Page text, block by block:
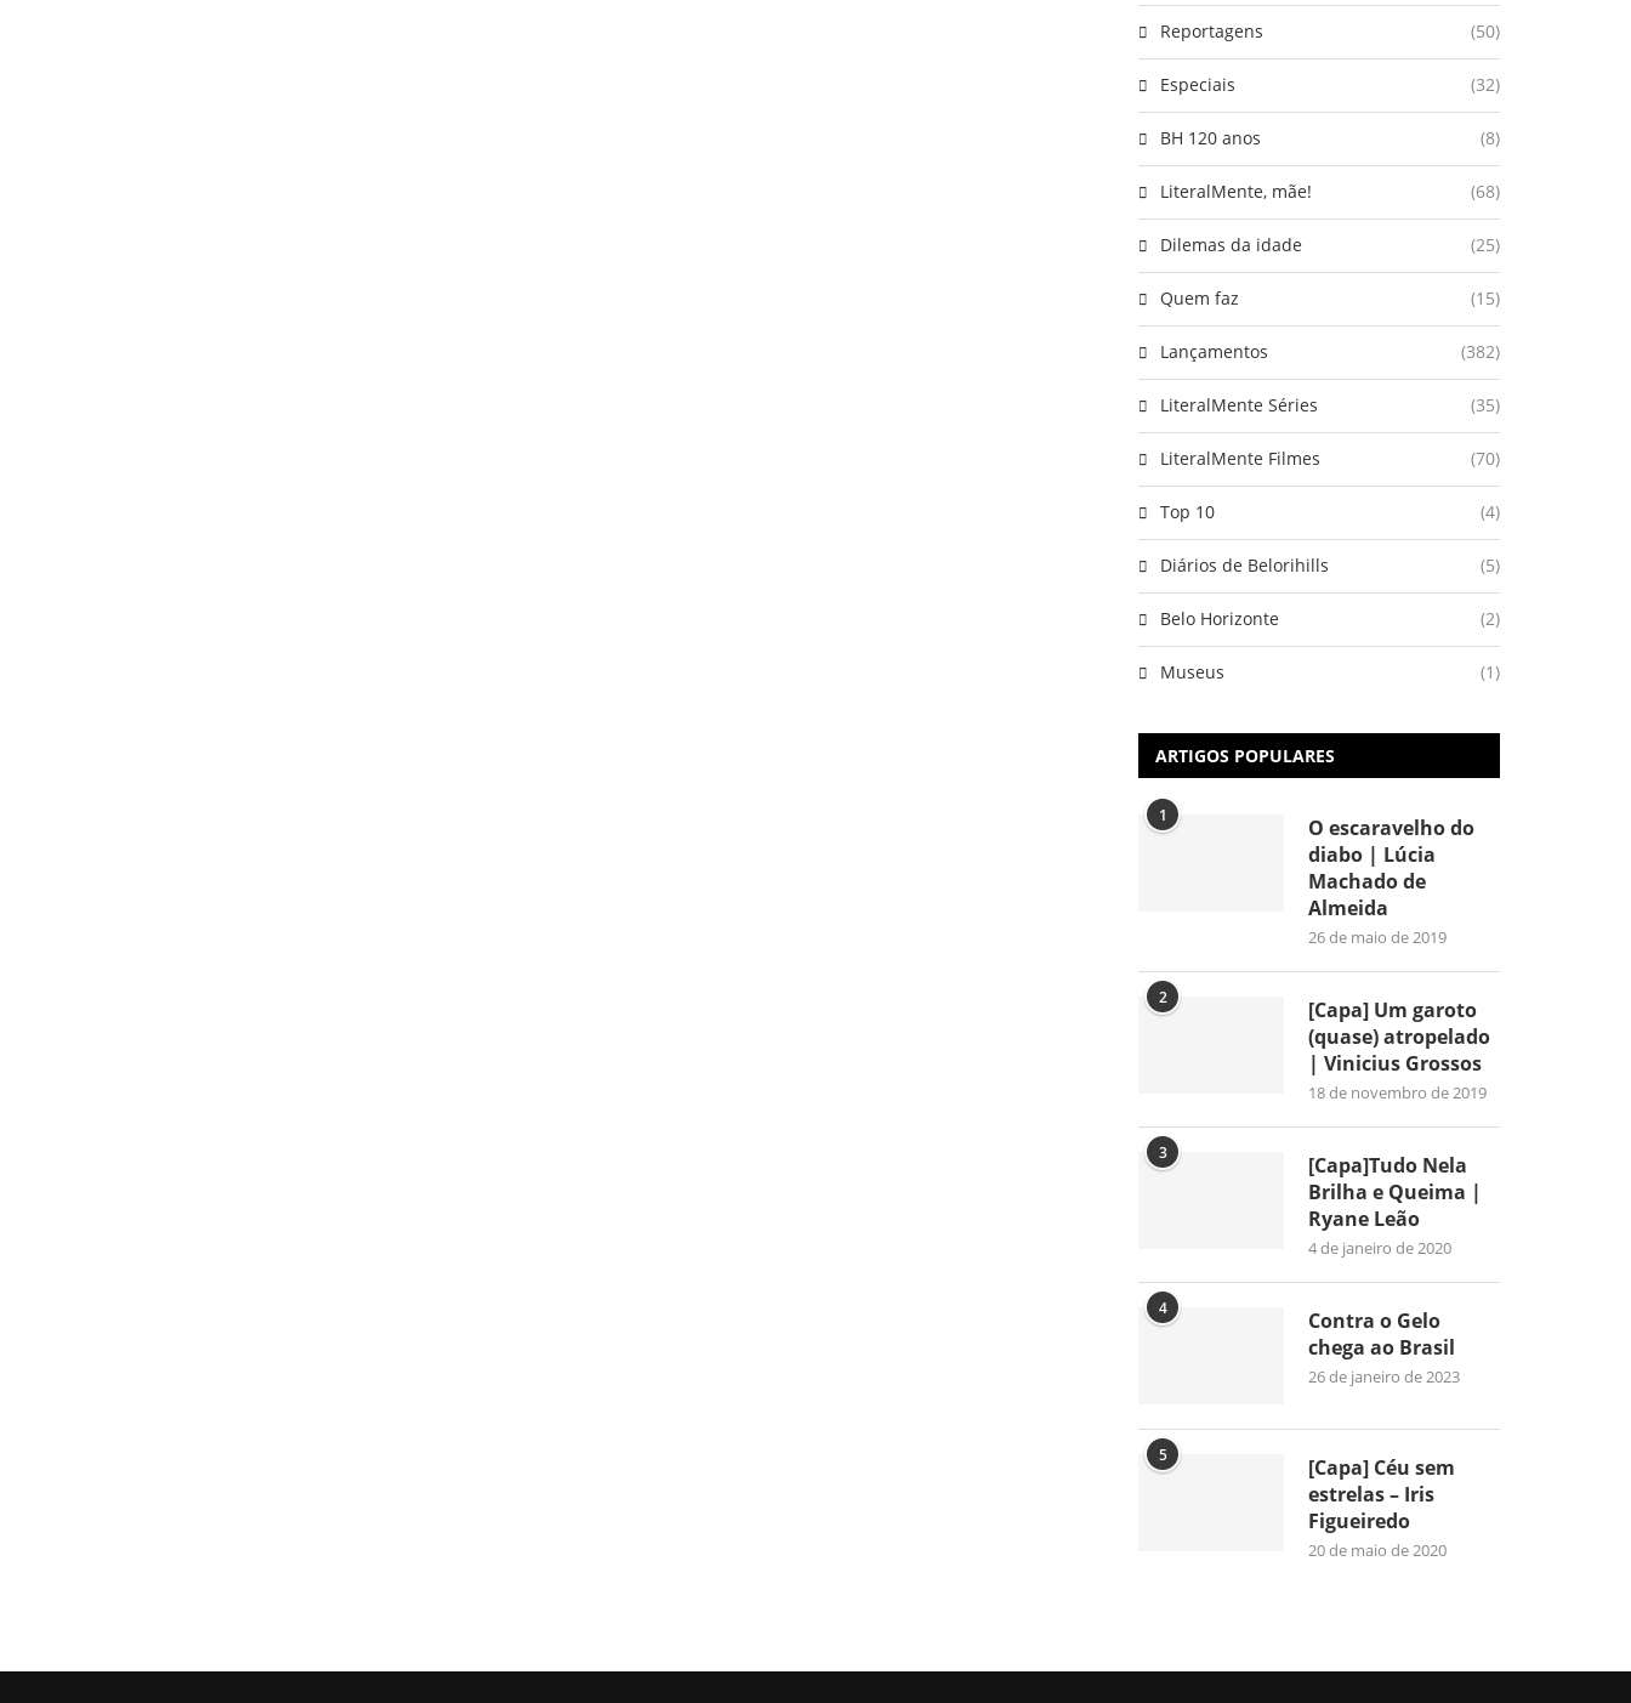
Reportagens (50)
Especiais (32)
BH 120 anos (8)
LiteralMente, mãe! (68)
Dilemas da idade (25)
Quem faz (15)
Lançamentos (382)
LiteralMente Séries (35)
LiteralMente Filmes (70)
Top 10 (4)
Diários de Belorihills (5)
Belo Horizonte (2)
Museus (1)
ARTIGOS POPULARES
1
O escaravelho do
diabo | Lúcia
Machado de
Almeida
26 de maio de 2019
2
[Capa] Um garoto
(quase) atropelado
| Vinicius Grossos
18 de novembro de 2019
3
[Capa]Tudo Nela
Brilha e Queima |
Ryane Leão
4 de janeiro de 2020
4
Contra o Gelo
chega ao Brasil
26 de janeiro de 2023
5
[Capa] Céu sem
estrelas – Iris
Figueiredo
20 de maio de 2020